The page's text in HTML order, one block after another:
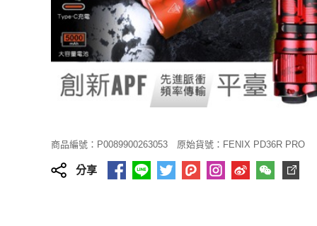
商品編號：P0089900263053 原始貨號：FENIX PD36R PRO
分享